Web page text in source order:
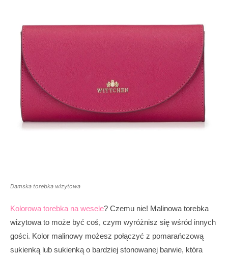
Damska torebka wizytowa
Kolorowa torebka na wesele? Czemu nie! Malinowa torebka
wizytowa to może być coś, czym wyróżnisz się wśród innych
gości. Kolor malinowy możesz połączyć z pomarańczową
sukienką lub sukienką o bardziej stonowanej barwie, która